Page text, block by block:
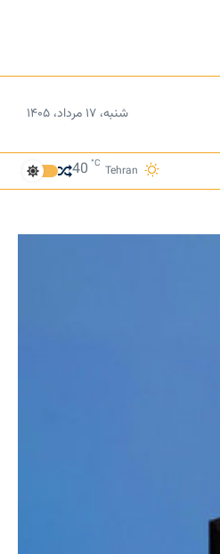
شنبه، ۱۷ مرداد، ۱۴۰۵
Tehran
40 °C